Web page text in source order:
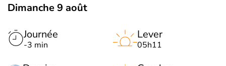
Dimanche 9 août
Journée
-3 min
Lever
05h11